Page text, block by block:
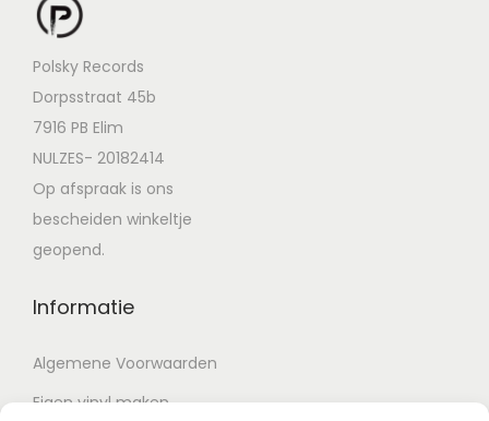
Polsky Records
Dorpsstraat 45b
7916 PB Elim
NULZES- 20182414
Op afspraak is ons
bescheiden winkeltje
geopend.
Informatie
Algemene Voorwaarden
Eigen vinyl maken